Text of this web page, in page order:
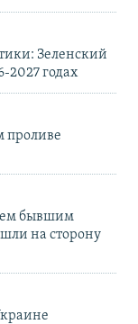
Зеленский
2027 годах
проливе
бывшим
на сторону